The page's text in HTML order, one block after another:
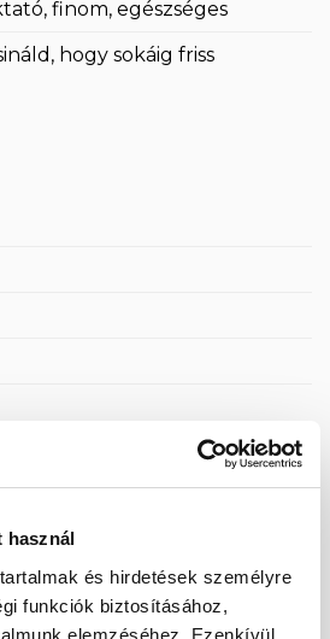
használ
és hirdetések személyre
funkciók biztosításához,
elemzéséhez. Ezenkívül
finom, egészséges
hogy sokáig friss